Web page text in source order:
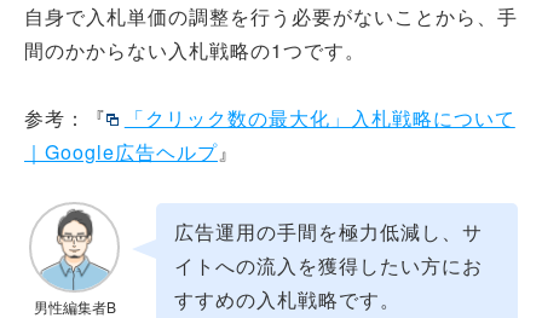
自身で入札単価の調整を行う必要がないことから、手
間のかからない入札戦略の1つです。
参考：『
「クリック数の最大化」入札戦略について
｜Google広告ヘルプ』
男性編集者B
広告運用の手間を極力低減し、サ
イトへの流入を獲得したい方にお
すすめの入札戦略です。